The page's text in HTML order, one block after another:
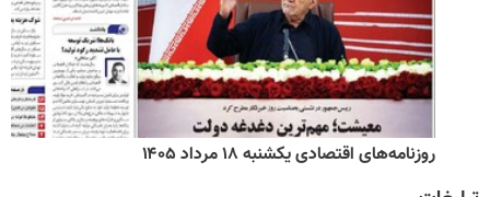
روزنامه‌های اقتصادی یکشنبه ۱۸ مرداد ۱۴۰۵